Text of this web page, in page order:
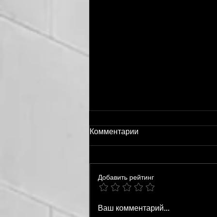
Оборудование для
Комментарии
Добавить рейтинг
Ваш комментарий...